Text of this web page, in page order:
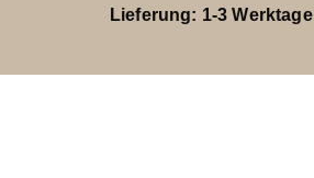
Lieferung: 1-3 Werktage